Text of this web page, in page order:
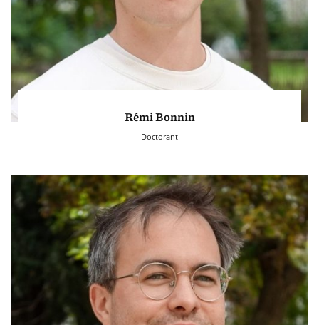
Rémi Bonnin
Doctorant